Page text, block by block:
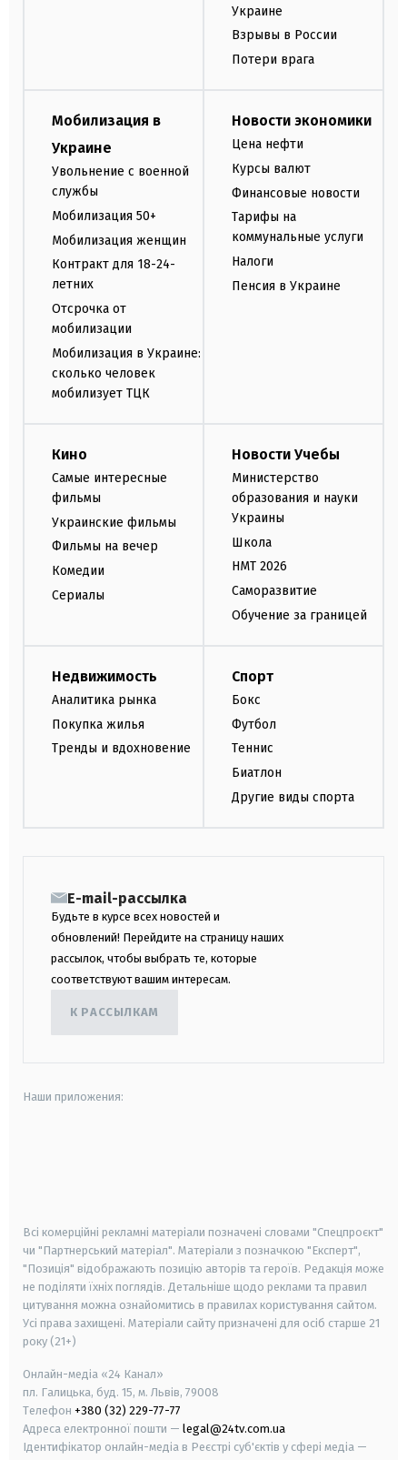
Украине
Взрывы в России
Потери врага
Мобилизация в
Украине
Увольнение с военной
службы
Мобилизация 50+
Мобилизация женщин
Контракт для 18-24-
летних
Отсрочка от
мобилизации
Мобилизация в Украине:
сколько человек
мобилизует ТЦК
Новости экономики
Цена нефти
Курсы валют
Финансовые новости
Тарифы на
коммунальные услуги
Налоги
Пенсия в Украине
Кино
Самые интересные
фильмы
Украинские фильмы
Фильмы на вечер
Комедии
Сериалы
Новости Учебы
Министерство
образования и науки
Украины
Школа
НМТ 2026
Саморазвитие
Обучение за границей
Недвижимость
Аналитика рынка
Покупка жилья
Тренды и вдохновение
Спорт
Бокс
Футбол
Теннис
Биатлон
Другие виды спорта
E-mail-рассылка
Будьте в курсе всех новостей и
обновлений! Перейдите на страницу наших
рассылок, чтобы выбрать те, которые
соответствуют вашим интересам.
К РАССЫЛКАМ
Наши приложения:
Всі комерційні рекламні матеріали позначені словами "Спецпроєкт"
чи "Партнерський матеріал". Матеріали з позначкою "Експерт",
"Позиція" відображають позицію авторів та героїв. Редакція може
не поділяти їхніх поглядів. Детальніше щодо реклами та правил
цитування можна ознайомитись в правилах користування сайтом.
Усі права захищені. Матеріали сайту призначені для осіб старше 21
року (21+)
Онлайн-медіа «24 Канал»
пл. Галицька, буд. 15, м. Львів, 79008
Телефон +380 (32) 229-77-77
Адреса електронної пошти — legal@24tv.com.ua
Ідентифікатор онлайн-медіа в Реєстрі суб'єктів у сфері медіа —